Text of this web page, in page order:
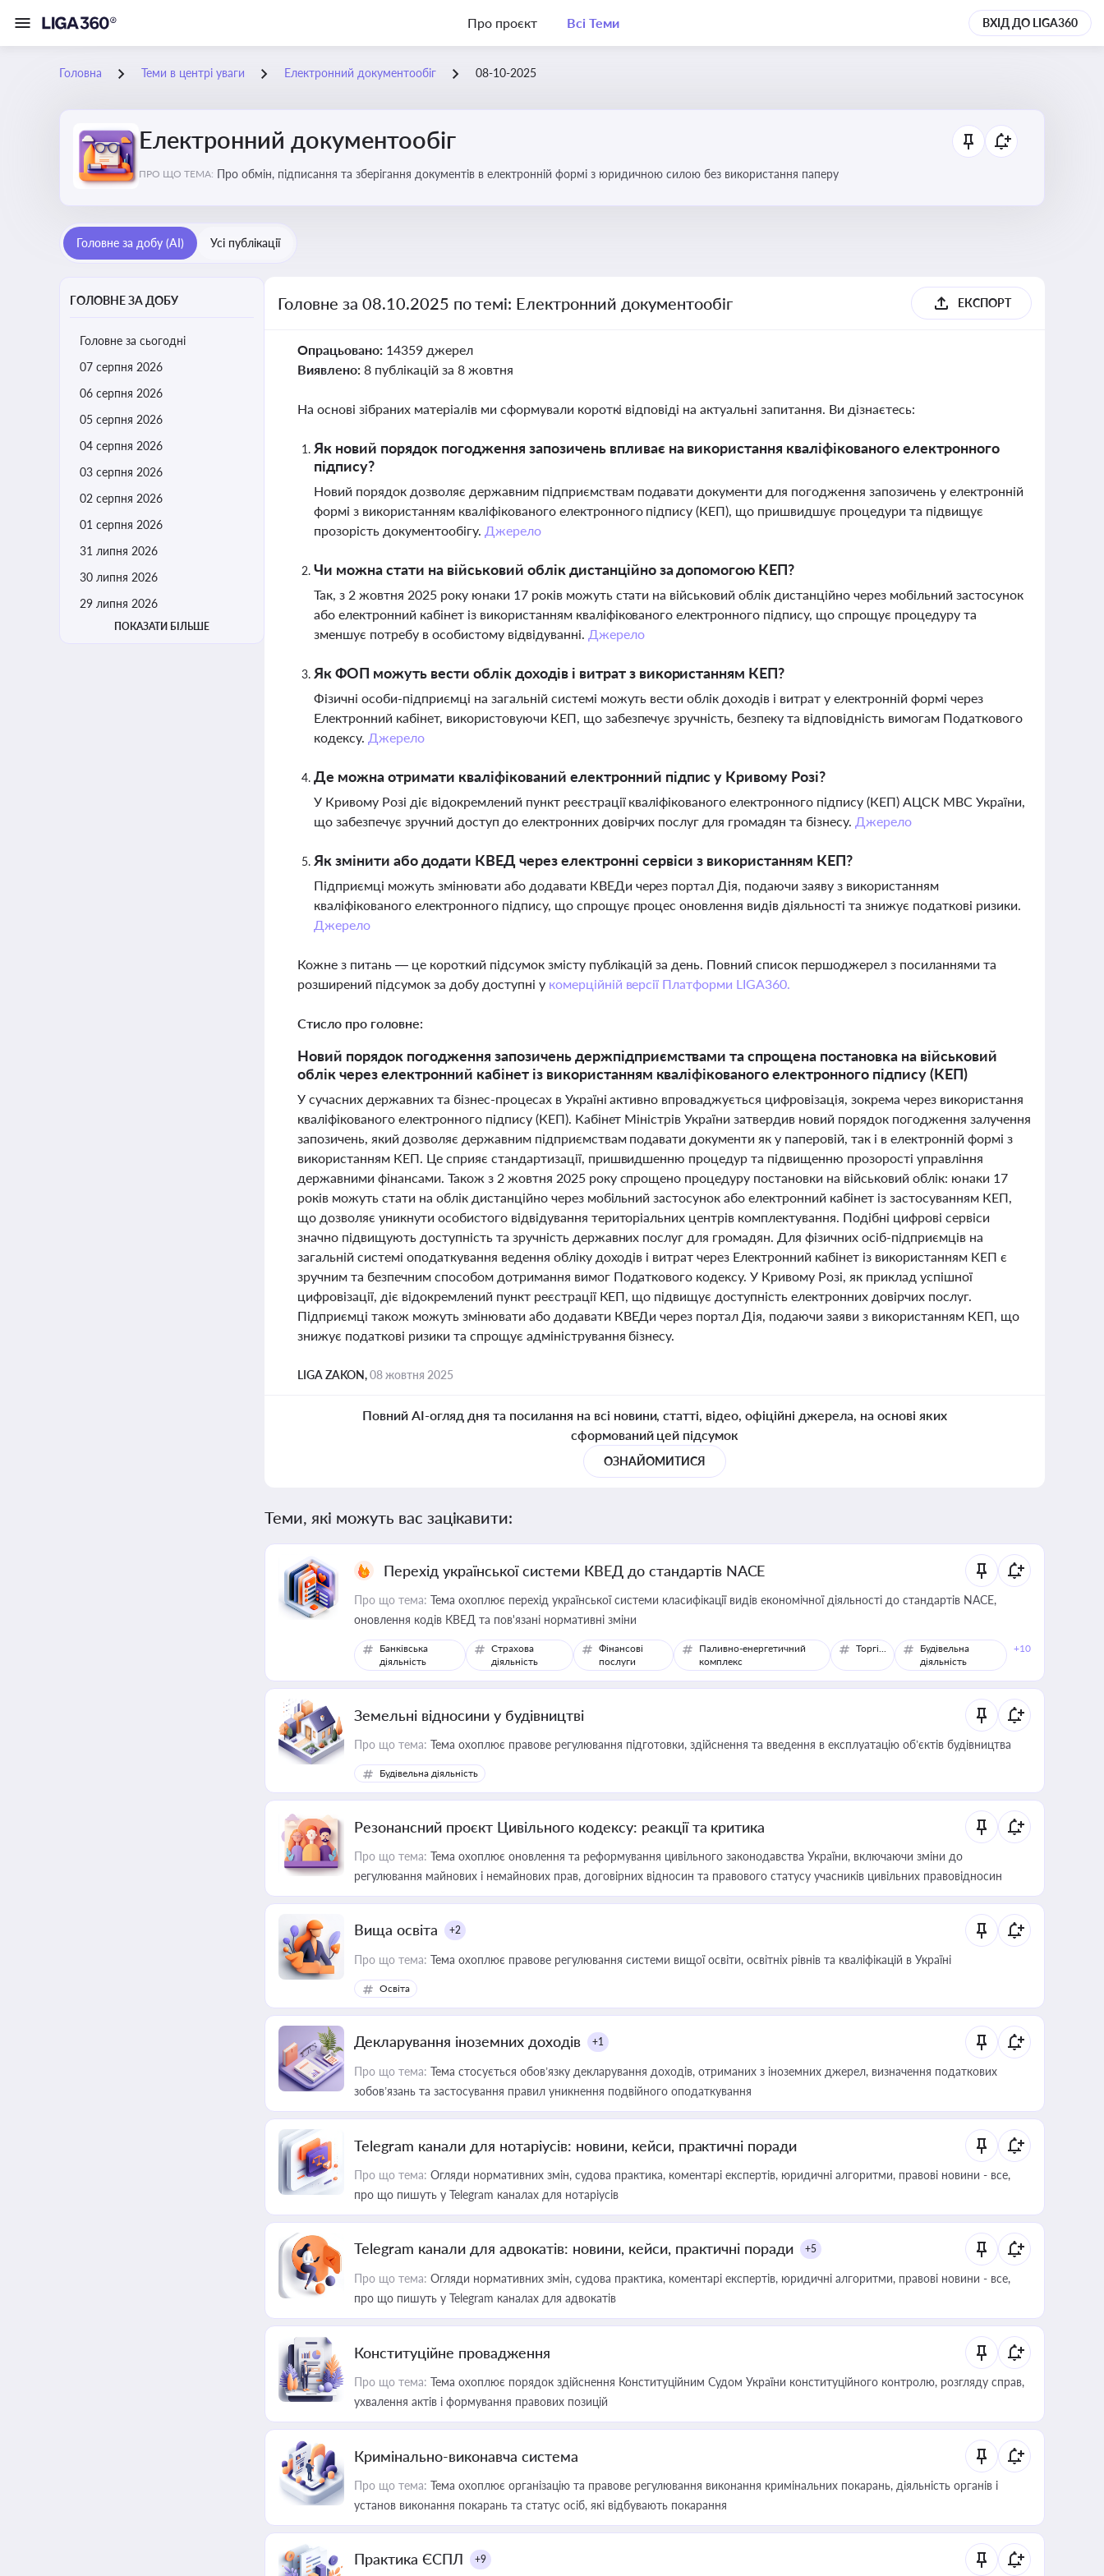
Про проєкт Всі Теми ВХІД ДО LIGA360
Головна Теми в центрі уваги Електронний документообіг 08-10-2025
Електронний документообіг
ПРО ЩО ТЕМА: Про обмін, підписання та зберігання документів в електронній формі з юридичною силою без використання паперу
Головне за добу (AI) Усі публікації
ГОЛОВНЕ ЗА ДОБУ
Головне за сьогодні
07 серпня 2026
06 серпня 2026
05 серпня 2026
04 серпня 2026
03 серпня 2026
02 серпня 2026
01 серпня 2026
31 липня 2026
30 липня 2026
29 липня 2026
ПОКАЗАТИ БІЛЬШЕ
Головне за 08.10.2025 по темі: Електронний документообіг ЕКСПОРТ
Опрацьовано: 14359 джерел
Виявлено: 8 публікацій за 8 жовтня
На основі зібраних матеріалів ми сформували короткі відповіді на актуальні запитання. Ви дізнаєтесь:
Як новий порядок погодження запозичень впливає на використання кваліфікованого електронного
підпису?
Новий порядок дозволяє державним підприємствам подавати документи для погодження запозичень у електронній
формі з використанням кваліфікованого електронного підпису (КЕП), що пришвидшує процедури та підвищує
прозорість документообігу. Джерело
Чи можна стати на військовий облік дистанційно за допомогою КЕП?
Так, з 2 жовтня 2025 року юнаки 17 років можуть стати на військовий облік дистанційно через мобільний застосунок
або електронний кабінет із використанням кваліфікованого електронного підпису, що спрощує процедуру та
зменшує потребу в особистому відвідуванні. Джерело
Як ФОП можуть вести облік доходів і витрат з використанням КЕП?
Фізичні особи-підприємці на загальній системі можуть вести облік доходів і витрат у електронній формі через
Електронний кабінет, використовуючи КЕП, що забезпечує зручність, безпеку та відповідність вимогам Податкового
кодексу. Джерело
Де можна отримати кваліфікований електронний підпис у Кривому Розі?
У Кривому Розі діє відокремлений пункт реєстрації кваліфікованого електронного підпису (КЕП) АЦСК МВС України,
що забезпечує зручний доступ до електронних довірчих послуг для громадян та бізнесу. Джерело
Як змінити або додати КВЕД через електронні сервіси з використанням КЕП?
Підприємці можуть змінювати або додавати КВЕДи через портал Дія, подаючи заяву з використанням
кваліфікованого електронного підпису, що спрощує процес оновлення видів діяльності та знижує податкові ризики.
Джерело
Кожне з питань — це короткий підсумок змісту публікацій за день. Повний список першоджерел з посиланнями та
розширений підсумок за добу доступні у комерційній версії Платформи LIGA360.
Стисло про головне:
Новий порядок погодження запозичень держпідприємствами та спрощена постановка на військовий
облік через електронний кабінет із використанням кваліфікованого електронного підпису (КЕП)
У сучасних державних та бізнес-процесах в Україні активно впроваджується цифровізація, зокрема через використання
кваліфікованого електронного підпису (КЕП). Кабінет Міністрів України затвердив новий порядок погодження залучення
запозичень, який дозволяє державним підприємствам подавати документи як у паперовій, так і в електронній формі з
використанням КЕП. Це сприяє стандартизації, пришвидшенню процедур та підвищенню прозорості управління
державними фінансами. Також з 2 жовтня 2025 року спрощено процедуру постановки на військовий облік: юнаки 17
років можуть стати на облік дистанційно через мобільний застосунок або електронний кабінет із застосуванням КЕП,
що дозволяє уникнути особистого відвідування територіальних центрів комплектування. Подібні цифрові сервіси
значно підвищують доступність та зручність державних послуг для громадян. Для фізичних осіб-підприємців на
загальній системі оподаткування ведення обліку доходів і витрат через Електронний кабінет із використанням КЕП є
зручним та безпечним способом дотримання вимог Податкового кодексу. У Кривому Розі, як приклад успішної
цифровізації, діє відокремлений пункт реєстрації КЕП, що підвищує доступність електронних довірчих послуг.
Підприємці також можуть змінювати або додавати КВЕДи через портал Дія, подаючи заяви з використанням КЕП, що
знижує податкові ризики та спрощує адміністрування бізнесу.
LIGA ZAKON,08 жовтня 2025
Повний AI-огляд дня та посилання на всі новини, статті, відео, офіційні джерела, на основі яких
сформований цей підсумок
ОЗНАЙОМИТИСЯ
Теми, які можуть вас зацікавити:
Перехід української системи КВЕД до стандартів NACE
Про що тема: Тема охоплює перехід української системи класифікації видів економічної діяльності до стандартів NACE,
оновлення кодів КВЕД та пов'язані нормативні зміни
Банківська
діяльність
Страхова
діяльність
Фінансові
послуги
Паливно-енергетичний
комплекс
Торгівля
Будівельна
діяльність
+10
Земельні відносини у будівництві
Про що тема: Тема охоплює правове регулювання підготовки, здійснення та введення в експлуатацію об’єктів будівництва
Будівельна діяльність
Резонансний проєкт Цивільного кодексу: реакції та критика
Про що тема: Тема охоплює оновлення та реформування цивільного законодавства України, включаючи зміни до
регулювання майнових і немайнових прав, договірних відносин та правового статусу учасників цивільних правовідносин
Вища освіта +2
Про що тема: Тема охоплює правове регулювання системи вищої освіти, освітніх рівнів та кваліфікацій в Україні
Освіта
Декларування іноземних доходів +1
Про що тема: Тема стосується обов’язку декларування доходів, отриманих з іноземних джерел, визначення податкових
зобов’язань та застосування правил уникнення подвійного оподаткування
Telegram канали для нотаріусів: новини, кейси, практичні поради
Про що тема: Огляди нормативних змін, судова практика, коментарі експертів, юридичні алгоритми, правові новини - все,
про що пишуть у Telegram каналах для нотаріусів
Telegram канали для адвокатів: новини, кейси, практичні поради +5
Про що тема: Огляди нормативних змін, судова практика, коментарі експертів, юридичні алгоритми, правові новини - все,
про що пишуть у Telegram каналах для адвокатів
Конституційне провадження
Про що тема: Тема охоплює порядок здійснення Конституційним Судом України конституційного контролю, розгляду справ,
ухвалення актів і формування правових позицій
Кримінально-виконавча система
Про що тема: Тема охоплює організацію та правове регулювання виконання кримінальних покарань, діяльність органів і
установ виконання покарань та статус осіб, які відбувають покарання
Практика ЄСПЛ +9